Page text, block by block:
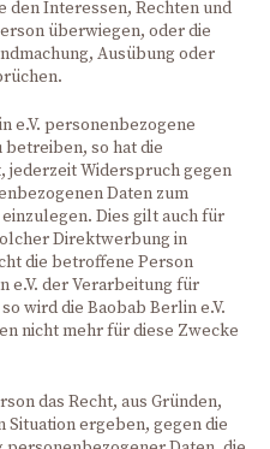
den Interessen, Rechten und
überwiegen, oder die
Ausübung oder
e.V. personenbezogene
so hat die
jederzeit Widerspruch gegen
Daten zum
Dies gilt auch für
Direktwerbung in
die betroffene Person
e.V. der Verarbeitung für
wird die Baobab Berlin e.V.
nicht mehr für diese Zwecke
das Recht, aus Gründen,
Situation ergeben, gegen die